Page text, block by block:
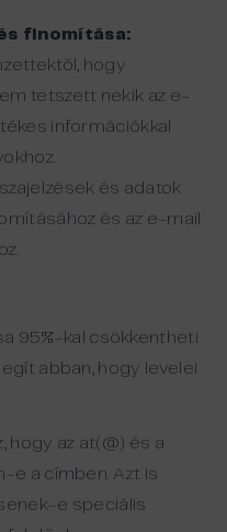
finomítása:
hogy
tetszett nekik az e-
információkkal
és adatok
és az e-mail
95%-kal csökkentheti
abban, hogy levelei
hogy az at(@) és a
e a címben. Azt is
e speciális